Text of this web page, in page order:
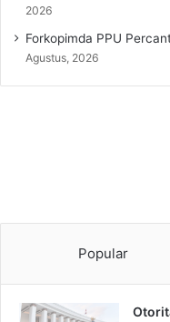
2026
Forkopimda PPU
Agustus, 2026
Popular